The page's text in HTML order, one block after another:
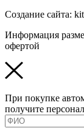
Создание сайта:
Информация
офертой
При покупке
получите